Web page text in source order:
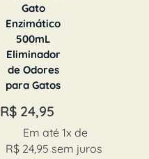
Gato
Enzimático
500mL
Eliminador
de Odores
para Gatos
R$ 24,95
Em até 1x de
R$24,95 sem juros